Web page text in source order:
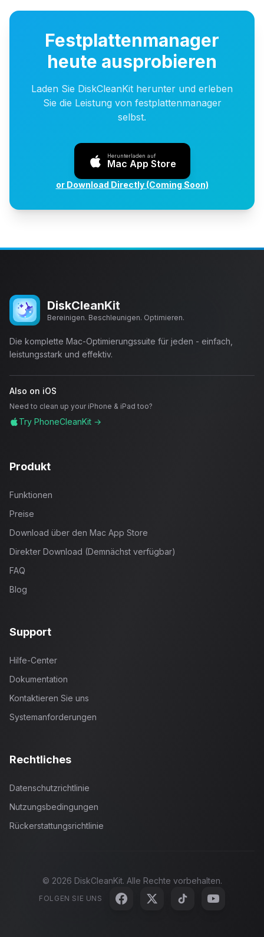
Festplattenmanager
heute ausprobieren
Laden Sie DiskCleanKit herunter und erleben
Sie die Leistung von festplattenmanager
selbst.
Herunterladen auf
Mac App Store
or Download Directly (Coming Soon)
DiskCleanKit
Bereinigen. Beschleunigen. Optimieren.
Die komplette Mac-Optimierungssuite für jeden - einfach,
leistungsstark und effektiv.
Also on iOS
Need to clean up your iPhone & iPad too?
Try PhoneCleanKit →
Produkt
Funktionen
Preise
Download über den Mac App Store
Direkter Download (Demnächst verfügbar)
FAQ
Blog
Support
Hilfe-Center
Dokumentation
Kontaktieren Sie uns
Systemanforderungen
Rechtliches
Datenschutzrichtlinie
Nutzungsbedingungen
Rückerstattungsrichtlinie
© 2026 DiskCleanKit. Alle Rechte vorbehalten.
FOLGEN SIE UNS